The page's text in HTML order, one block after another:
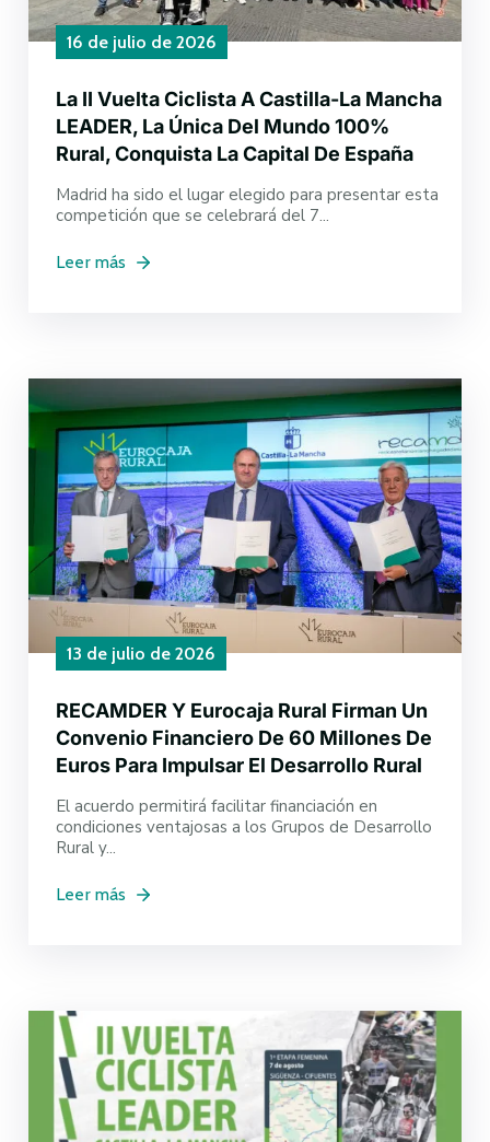
16 de julio de 2026
La II Vuelta Ciclista A Castilla-La Mancha
LEADER, La Única Del Mundo 100%
Rural, Conquista La Capital De España
Madrid ha sido el lugar elegido para presentar esta
competición que se celebrará del 7...
Leer más
13 de julio de 2026
RECAMDER Y Eurocaja Rural Firman Un
Convenio Financiero De 60 Millones De
Euros Para Impulsar El Desarrollo Rural
El acuerdo permitirá facilitar financiación en
condiciones ventajosas a los Grupos de Desarrollo
Rural y...
Leer más